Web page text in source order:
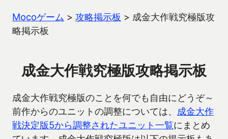
Mocoゲーム > 攻略掲示板 > 成金大作戦究極版攻
略掲示板
成金大作戦究極版攻略掲示板
成金大作戦究極版のことを何でも自由にどうぞ～
前作からのユニットの調整については、 成金大作
戦決定版5から調整されたユニット一覧にまとめ